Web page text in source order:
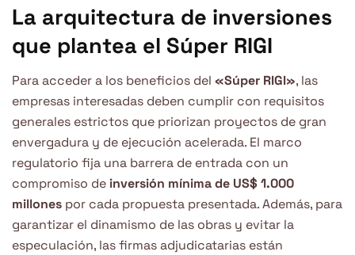
La arquitectura de inversiones
que plantea el Súper RIGI
Para acceder a los beneficios del «Súper RIGI», las
empresas interesadas deben cumplir con requisitos
generales estrictos que priorizan proyectos de gran
envergadura y de ejecución acelerada. El marco
regulatorio fija una barrera de entrada con un
compromiso de inversión mínima de US$ 1.000
millones por cada propuesta presentada. Además, para
garantizar el dinamismo de las obras y evitar la
especulación, las firmas adjudicatarias están